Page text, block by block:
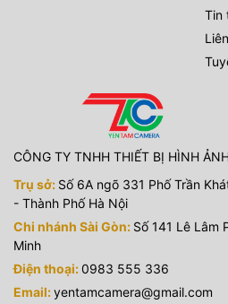
Tin
CÔNG TY TNHH THIẾT BỊ HÌNH
Trụ sở: Số 6A ngõ 331 Phố Trần
- Thành Phố Hà Nội
Chi nhánh Sài Gòn: Số 141 Lê Lâm
Minh
Điện thoại:0983 555 336
Email:yentamcamera@gmail.com